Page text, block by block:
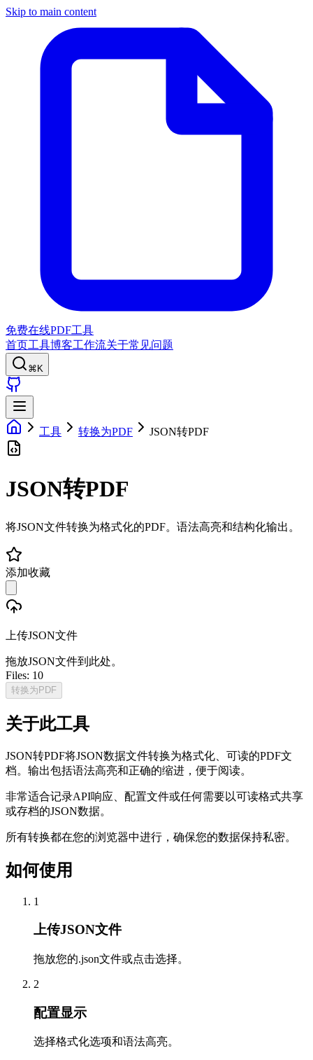
Skip to main content
免费在线PDF工具
首页工具博客工作流关于常见问题
⌘K
工具 转换为PDF JSON转PDF
JSON转PDF
将JSON文件转换为格式化的PDF。语法高亮和结构化输出。
添加收藏
上传JSON文件
拖放JSON文件到此处。
Files: 10
转换为PDF
关于此工具
JSON转PDF将JSON数据文件转换为格式化、可读的PDF文
档。输出包括语法高亮和正确的缩进，便于阅读。
非常适合记录API响应、配置文件或任何需要以可读格式共享
或存档的JSON数据。
所有转换都在您的浏览器中进行，确保您的数据保持私密。
如何使用
1
上传JSON文件
拖放您的.json文件或点击选择。
2
配置显示
选择格式化选项和语法高亮。